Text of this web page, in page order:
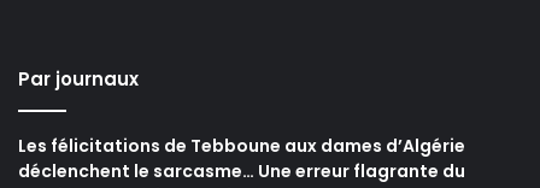
Par journaux
Les félicitations de Tebboune aux dames d’Algérie
déclenchent le sarcasme… Une erreur flagrante du